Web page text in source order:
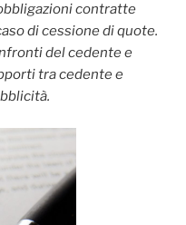
contratte
di cessione di quote.
del cedente e
tra cedente e